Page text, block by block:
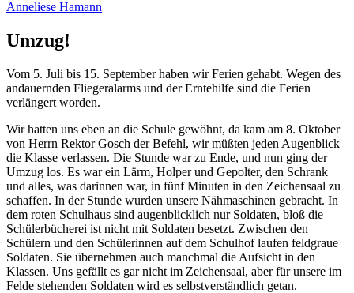
Anneliese Hamann
Umzug!
Vom 5. Juli bis 15. September haben wir Ferien gehabt. Wegen des
andauernden Fliegeralarms und der Erntehilfe sind die Ferien
verlängert worden.
Wir hatten uns eben an die Schule gewöhnt, da kam am 8. Oktober
von Herrn Rektor Gosch der Befehl, wir müßten jeden Augenblick
die Klasse verlassen. Die Stunde war zu Ende, und nun ging der
Umzug los. Es war ein Lärm, Holper und Gepolter, den Schrank
und alles, was darinnen war, in fünf Minuten in den Zeichensaal zu
schaffen. In der Stunde wurden unsere Nähmaschinen gebracht. In
dem roten Schulhaus sind augenblicklich nur Soldaten, bloß die
Schülerbücherei ist nicht mit Soldaten besetzt. Zwischen den
Schülern und den Schülerinnen auf dem Schulhof laufen feldgraue
Soldaten. Sie übernehmen auch manchmal die Aufsicht in den
Klassen. Uns gefällt es gar nicht im Zeichensaal, aber für unsere im
Felde stehenden Soldaten wird es selbstverständlich getan.